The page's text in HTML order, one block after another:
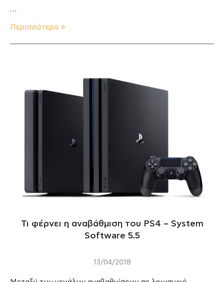
…
Περισσότερα
Τι φέρνει η αναβάθμιση του PS4 – System
Software 5.5
13/04/2018